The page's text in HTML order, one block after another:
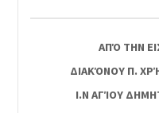
ΑΠΌ ΤΗΝ
ΔΙΑΚΌΝΟΥ Π.
Ι.Ν ΑΓΊΟΥ